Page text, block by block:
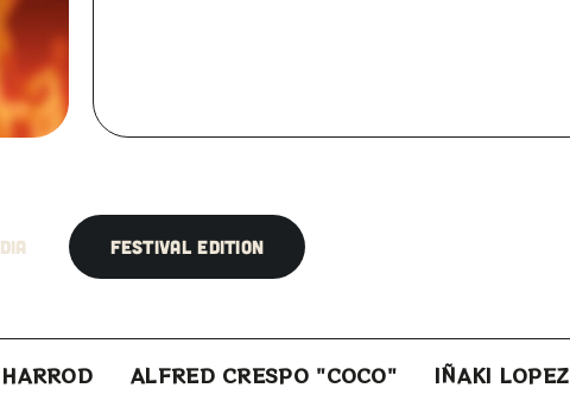
FESTIVAL EDITION
ALFRED CRESPO "COCO"
IÑAKI LOPEZ